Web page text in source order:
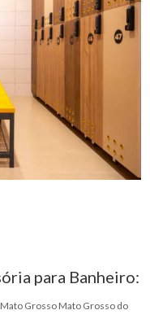
para Banheiro:
Mato Grosso Mato Grosso do